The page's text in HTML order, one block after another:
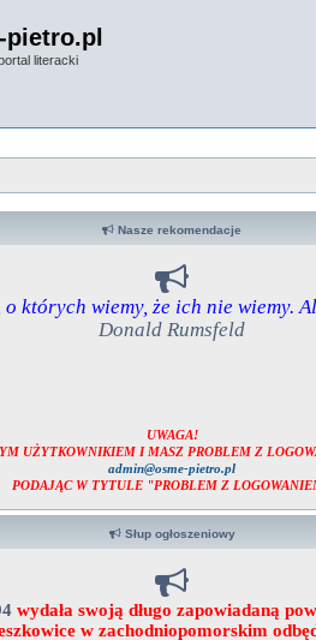
pietro.pl
literacki
Nasze rekomendacje
których wiemy, że ich nie wiemy.
Donald Rumsfeld
UWAGA!
UŻYTKOWNIKIEM I MASZ PROBLEM Z
admin@osme-pietro.pl
PODAJĄC W TYTULE "PROBLEM Z
Słup ogłoszeniowy
wydała swoją długo zapowiadaną
w zachodniopomorskim